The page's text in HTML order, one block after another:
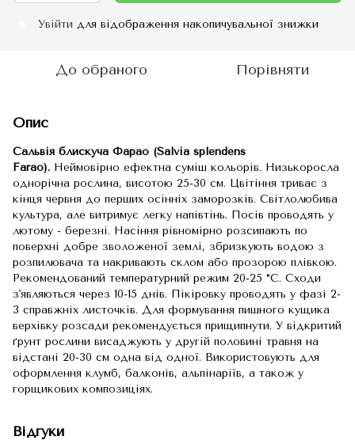
Увійти для відображення накопичувальної знижки
До обраного Порівняти
Опис
Сальвія блискуча Фарао (Salvia splendens
Farao). Неймовірно ефектна суміш кольорів. Низькоросла
однорічна рослина, висотою 25-30 см. Цвітіння триває з
кінця червня до перших осінніх заморозків. Світлолюбива
культура, але витримує легку напівтінь. Посів проводять у
лютому - березні. Насіння рівномірно розсипають по
поверхні добре зволоженої землі, збризкують водою з
розпилювача та накривають склом або прозорою плівкою.
Рекомендований температурний режим 20-25 °С. Сходи
з'являються через 10-15 днів. Пікіровку проводять у фазі 2-
3 справжніх листочків. Для формування пишного кущика
верхівку розсади рекомендується прищипнути. У відкритий
ґрунт рослини висаджують у другій половині травня на
відстані 20-30 см одна від одної. Використовують для
оформлення клумб, балконів, альпінаріїв, а також у
горщикових композиціях.
Відгуки